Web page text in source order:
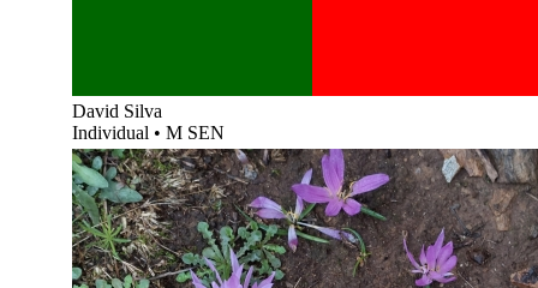
David Silva
Individual • M SEN